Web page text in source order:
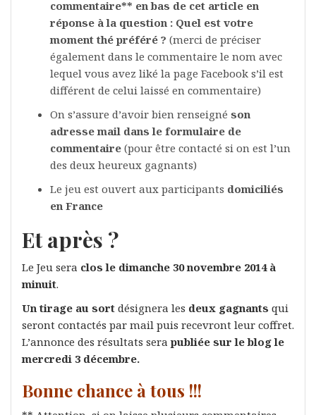
commentaire** en bas de cet article en
réponse à la question : Quel est votre
moment thé préféré ? (merci de préciser
également dans le commentaire le nom avec
lequel vous avez liké la page Facebook s’il est
différent de celui laissé en commentaire)
On s’assure d’avoir bien renseigné son
adresse mail dans le formulaire de
commentaire (pour être contacté si on est l’un
des deux heureux gagnants)
Le jeu est ouvert aux participants domiciliés
en France
Et après ?
Le Jeu sera clos le dimanche 30 novembre 2014 à
minuit.
Un tirage au sort désignera les deux gagnants qui
seront contactés par mail puis recevront leur coffret.
L’annonce des résultats sera publiée sur le blog le
mercredi 3 décembre.
Bonne chance à tous !!!